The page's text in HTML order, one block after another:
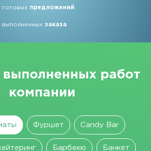
готовых предложений
выполненныхзаказа
выполненных работ
компании
Фуршет Candy Bar
Барбекю Банкет